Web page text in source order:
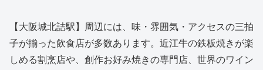
【大阪城北詰駅】周辺には、味・雰囲気・アクセスの三拍
子が揃った飲食店が多数あります。近江牛の鉄板焼きが楽
しめる割烹店や、創作お好み焼きの専門店、世界のワイン